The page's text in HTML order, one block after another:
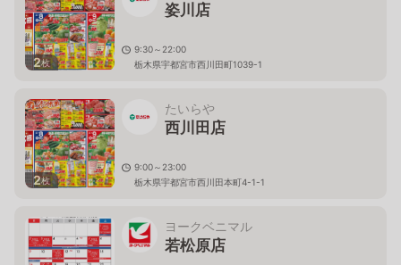
2枚
姿川店
9:30～22:00
栃木県宇都宮市西川田町1039-1
2枚
たいらや
西川田店
9:00～23:00
栃木県宇都宮市西川田本町4-1-1
ヨークベニマル
若松原店